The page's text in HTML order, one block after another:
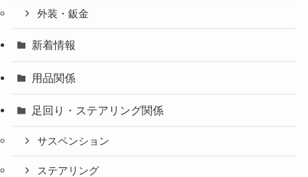
外装・鈑金
新着情報
用品関係
足回り・ステアリング関係
サスペンション
ステアリング